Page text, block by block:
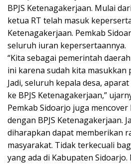
BPJS Ketenagakerjaan. Mulai
ketua RT telah masuk
Ketenagakerjaan. Pemkab
seluruh iuran kepersertaannya.
“Kita sebagai pemerintah
ini karena sudah kita
Jadi, seluruh kepala desa,
ke BPJS Ketenagakerjaan,”
Pemkab Sidoarjo juga mencover
dengan BPJS Ketenagakerjaan.
diharapkan dapat memberikan
masyarakat. Tidak terkecuali
yang ada di Kabupaten